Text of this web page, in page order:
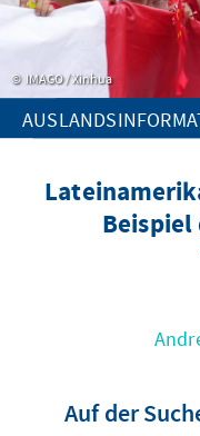
IMAGO / Xinhua
Auf der